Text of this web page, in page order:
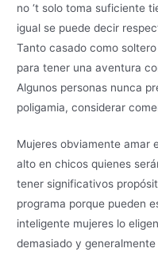
no ‘t solo toma suficiente
igual se puede decir
Tanto casado como
para tener una aventura
Algunos personas nunca
poligamia, considerar
Mujeres obviamente amar
alto en chicos quienes
tener significativos
programa porque pueden
inteligente mujeres lo
demasiado y